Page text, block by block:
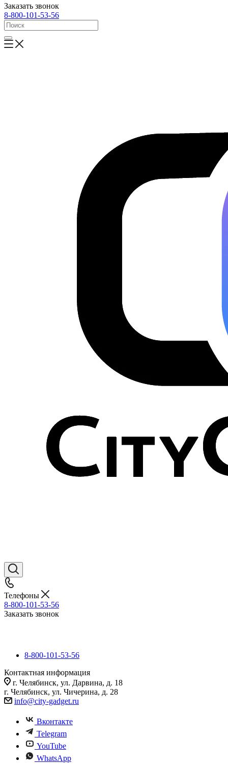
Заказать звонок
8-800-101-53-56
Телефоны
8-800-101-53-56
Заказать звонок
8-800-101-53-56
Контактная информация
г. Челябинск, ул. Дарвина, д. 18
г. Челябинск, ул. Чичерина, д. 28
info@city-gadget.ru
Вконтакте
Telegram
YouTube
WhatsApp